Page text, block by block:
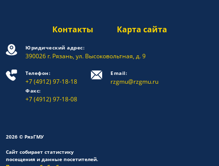
Контакты Карта сайта
Юридический адрес:
390026 г. Рязань, ул. Высоковольтная, д. 9
Телефон:
+7 (4912) 97-18-18
Факс:
+7 (4912) 97-18-08
Email:
rzgmu@rzgmu.ru
2026 © РязГМУ
Сайт собирает статистику
посещения и данные посетителей.